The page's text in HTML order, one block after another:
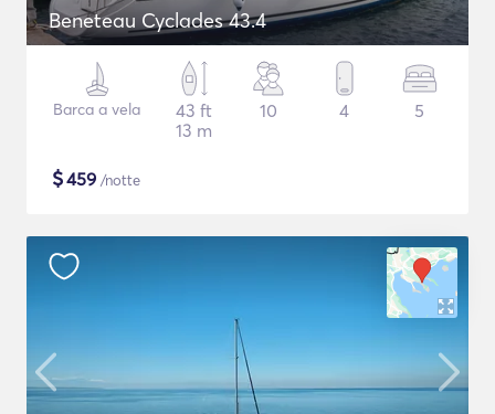
Beneteau Cyclades 43.4
Barca a vela
43 ft
13 m
10 4 5
$459 /notte